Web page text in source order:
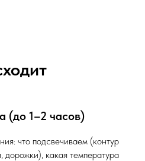
(до 1–2 часов)
что подсвечиваем (контур
дорожки), какая температура